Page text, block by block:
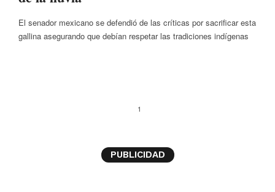
El senador mexicano se defendió de las críticas por sacrificar esta
gallina asegurando que debían respetar las tradiciones indígenas
1
PUBLICIDAD